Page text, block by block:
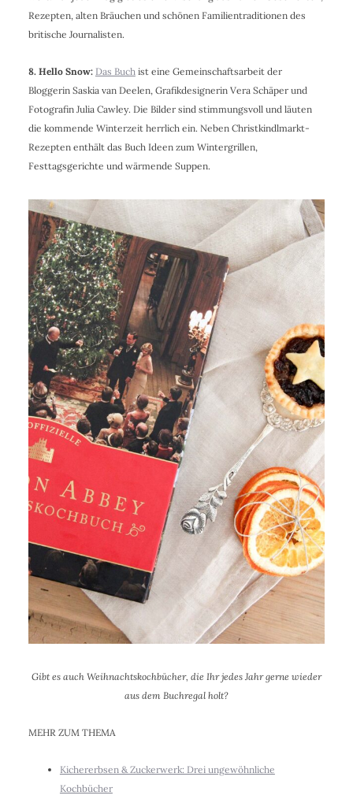
Rezepten, alten Bräuchen und schönen Familientraditionen des
britische Journalisten.
8. Hello Snow: Das Buchist eine Gemeinschaftsarbeit der
Bloggerin Saskia van Deelen, Grafikdesignerin Vera Schäper und
Fotografin Julia Cawley. Die Bilder sind stimmungsvoll und läuten
die kommende Winterzeit herrlich ein. Neben Christkindlmarkt-
Rezepten enthält das Buch Ideen zum Wintergrillen,
Festtagsgerichte und wärmende Suppen.
Gibt es auch Weihnachtskochbücher, die Ihr jedes Jahr gerne wieder
aus dem Buchregal holt?
MEHR ZUM THEMA
Kichererbsen & Zuckerwerk: Drei ungewöhnliche
Kochbücher